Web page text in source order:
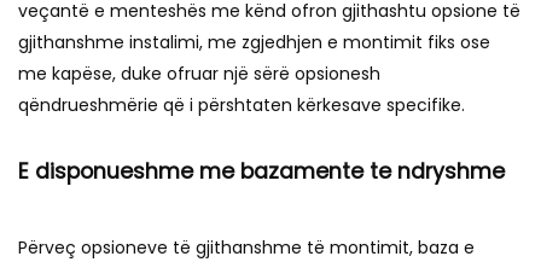
veçantë e menteshës me kënd ofron gjithashtu opsione të
gjithanshme instalimi, me zgjedhjen e montimit fiks ose
me kapëse, duke ofruar një sërë opsionesh
qëndrueshmërie që i përshtaten kërkesave specifike.
E disponueshme me bazamente te ndryshme
Përveç opsioneve të gjithanshme të montimit, baza e